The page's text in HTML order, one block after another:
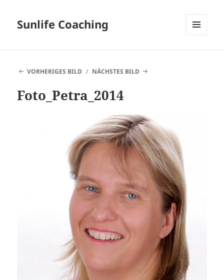
Sunlife Coaching
VORHERIGES BILD
NÄCHSTES BILD
Foto_Petra_2014